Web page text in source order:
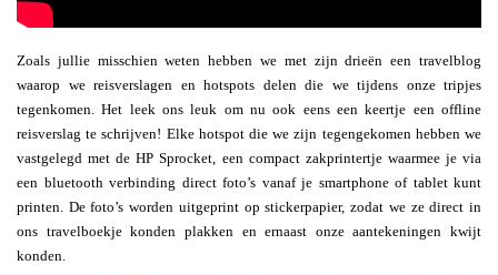
Zoals jullie misschien weten hebben we met zijn drieën een travelblog
waarop we reisverslagen en hotspots delen die we tijdens onze tripjes
tegenkomen. Het leek ons leuk om nu ook eens een keertje een offline
reisverslag te schrijven! Elke hotspot die we zijn tegengekomen hebben we
vastgelegd met de HP Sprocket, een compact zakprintertje waarmee je via
een bluetooth verbinding direct foto’s vanaf je smartphone of tablet kunt
printen. De foto’s worden uitgeprint op stickerpapier, zodat we ze direct in
ons travelboekje konden plakken en ernaast onze aantekeningen kwijt
konden.